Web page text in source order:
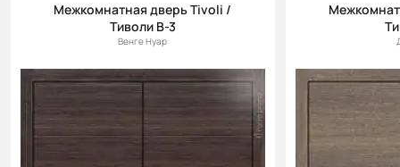
Межкомнатная дверь Tivoli /
Тиволи В-3
Венге Нуар